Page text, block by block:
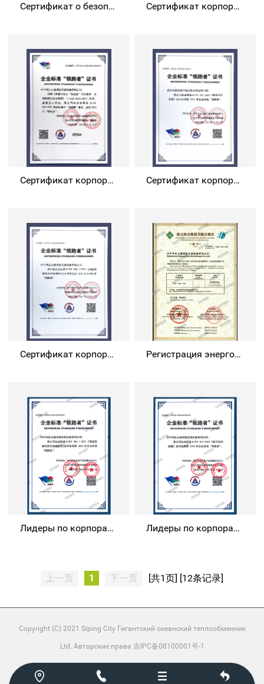
Сертификат о безопасности пластинчатого теплообменника Сертификат корпоративного стандарта « Лидер»
Сертификат корпоративного стандарта « Лидер» Сертификат корпоративного стандарта « Лидер»
Сертификат корпоративного стандарта « Лидер» Регистрация энергосбережения пластинчатых теплообменников
Лидеры по корпоративным стандартам в 2022 году 2 Лидеры по корпоративным стандартам 2022 года
上一页 1 下一页 [共1页] [12条记录]
Copyright (C) 2021 Siping City Гигантский океанский теплообменник
Ltd. Авторские права 吉IPC备08100001号-1
   